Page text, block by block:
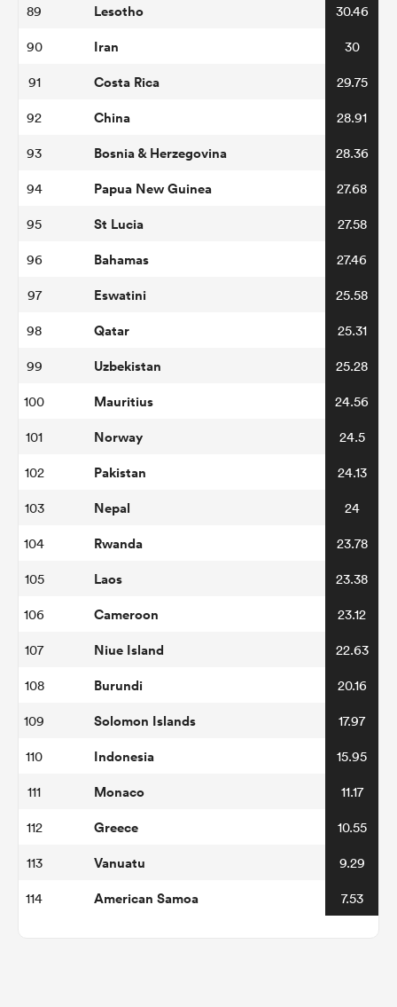
89 Lesotho 30.46
90 Iran 30
91 Costa Rica 29.75
92 China 28.91
93 Bosnia & Herzegovina 28.36
94 Papua New Guinea 27.68
95 St Lucia 27.58
96 Bahamas 27.46
97 Eswatini 25.58
98 Qatar 25.31
99 Uzbekistan 25.28
100 Mauritius 24.56
101 Norway 24.5
102 Pakistan 24.13
103 Nepal 24
104 Rwanda 23.78
105 Laos 23.38
106 Cameroon 23.12
107 Niue Island 22.63
108 Burundi 20.16
109 Solomon Islands 17.97
110 Indonesia 15.95
111 Monaco 11.17
112 Greece 10.55
113 Vanuatu 9.29
114 American Samoa 7.53